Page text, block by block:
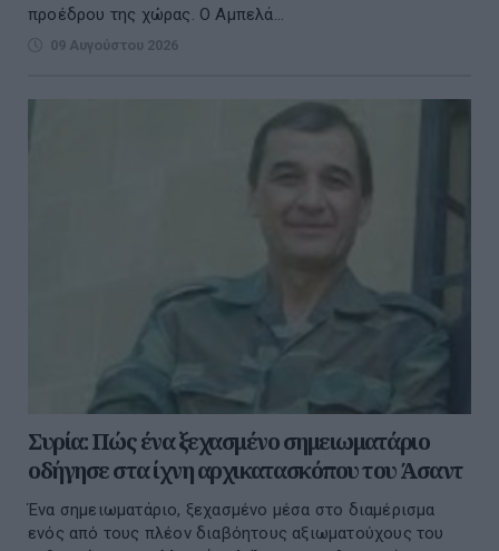
προέδρου της χώρας. Ο Αμπελά...
09 Αυγούστου 2026
Συρία: Πώς ένα ξεχασμένο σημειωματάριο
οδήγησε στα ίχνη αρχικατασκόπου του Άσαντ
Ένα σημειωματάριο, ξεχασμένο μέσα στο διαμέρισμα
ενός από τους πλέον διαβόητους αξιωματούχους του